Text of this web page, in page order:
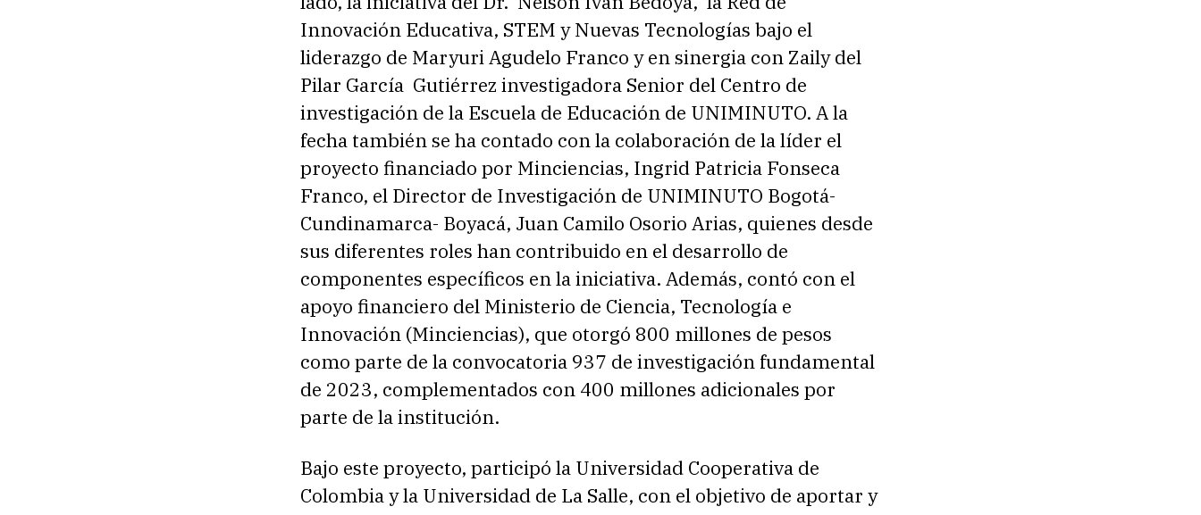
Innovación Educativa, STEM y Nuevas Tecnologías bajo el
liderazgo de Maryuri Agudelo Franco y en sinergia con Zaily del
Pilar García Gutiérrez investigadora Senior del Centro de
investigación de la Escuela de Educación de UNIMINUTO. A la
fecha también se ha contado con la colaboración de la líder el
proyecto financiado por Minciencias, Ingrid Patricia Fonseca
Franco, el Director de Investigación de UNIMINUTO Bogotá-
Cundinamarca- Boyacá, Juan Camilo Osorio Arias, quienes desde
sus diferentes roles han contribuido en el desarrollo de
componentes específicos en la iniciativa. Además, contó con el
apoyo financiero del Ministerio de Ciencia, Tecnología e
Innovación (Minciencias), que otorgó 800 millones de pesos
como parte de la convocatoria 937 de investigación fundamental
de 2023, complementados con 400 millones adicionales por
parte de la institución.
Bajo este proyecto, participó la Universidad Cooperativa de
Colombia y la Universidad de La Salle, con el objetivo de aportar y